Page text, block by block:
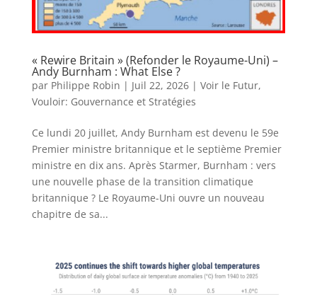
« Rewire Britain » (Refonder le Royaume-Uni) –
Andy Burnham : What Else ?
par Philippe Robin | Juil 22, 2026| Voir le Futur,
Vouloir: Gouvernance et Stratégies
Ce lundi 20 juillet, Andy Burnham est devenu le 59e
Premier ministre britannique et le septième Premier
ministre en dix ans. Après Starmer, Burnham : vers
une nouvelle phase de la transition climatique
britannique ? Le Royaume-Uni ouvre un nouveau
chapitre de sa...